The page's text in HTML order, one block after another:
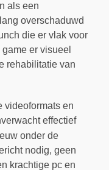
als een
overschaduwd
die er vlak voor
er visueel
rehabilitatie van
videoformats en
effectief
onder de
nodig, geen
krachtige pc en